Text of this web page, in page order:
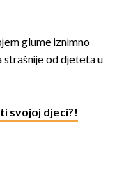
glume iznimno
strašnije od djeteta u
svojoj djeci?!